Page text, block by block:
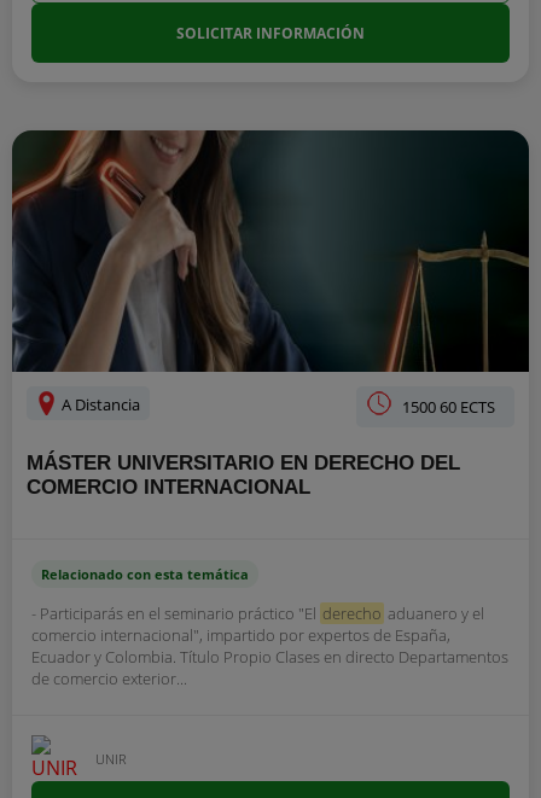
SOLICITAR INFORMACIÓN
A Distancia 1500 60 ECTS
MÁSTER UNIVERSITARIO EN DERECHO DEL
COMERCIO INTERNACIONAL
Relacionado con esta temática
- Participarás en el seminario práctico "El derecho aduanero y el
comercio internacional", impartido por expertos de España,
Ecuador y Colombia. Título Propio Clases en directo Departamentos
de comercio exterior...
UNIR